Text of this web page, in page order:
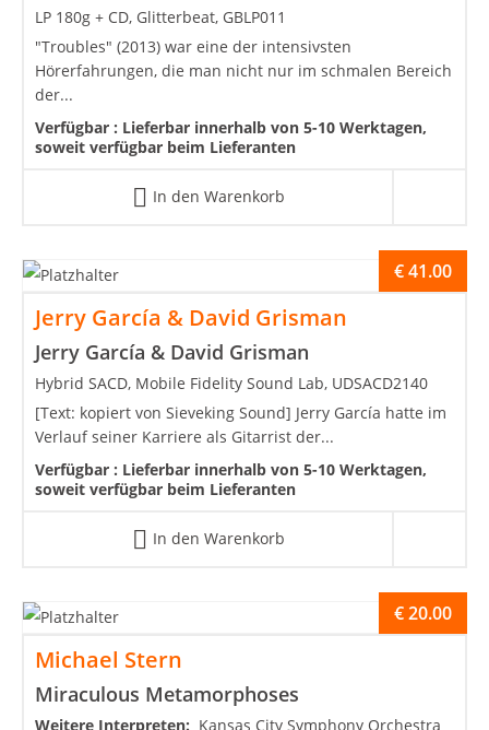
LP 180g + CD, Glitterbeat, GBLP011
"Troubles" (2013) war eine der intensivsten
Hörerfahrungen, die man nicht nur im schmalen Bereich
der...
Verfügbar : Lieferbar innerhalb von 5-10 Werktagen,
soweit verfügbar beim Lieferanten
In den Warenkorb
Jerry García & David Grisman
Jerry García & David Grisman
€41.00
Hybrid SACD, Mobile Fidelity Sound Lab, UDSACD2140
[Text: kopiert von Sieveking Sound] Jerry García hatte im
Verlauf seiner Karriere als Gitarrist der...
Verfügbar : Lieferbar innerhalb von 5-10 Werktagen,
soweit verfügbar beim Lieferanten
In den Warenkorb
Michael Stern
Miraculous Metamorphoses
€20.00
Weitere Interpreten: Kansas City Symphony Orchestra